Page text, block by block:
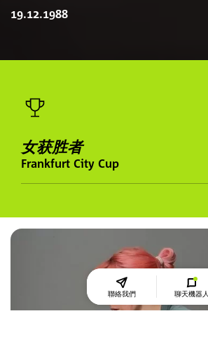
19.12.1988
女获胜者
Frankfurt City Cup
聯絡我們 聊天機器人